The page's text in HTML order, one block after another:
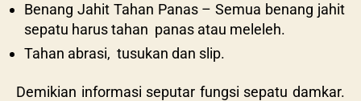
Benang Jahit Tahan Panas – Semua benang jahit
sepatu harus tahan panas atau meleleh.
Tahan abrasi, tusukan dan slip.
Demikian informasi seputar fungsi sepatu damkar.